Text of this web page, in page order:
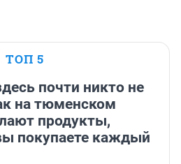
ТОП 5
почти никто не
на тюменском
продукты,
покупаете каждый